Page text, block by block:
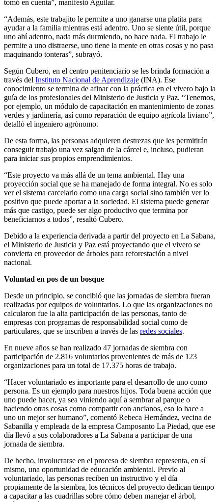
tomó en cuenta”, manifestó Aguilar.
“Además, este trabajito le permite a uno ganarse una platita para
ayudar a la familia mientras está adentro. Uno se siente útil, porque
uno ahí adentro, nada más durmiendo, no hace nada. El trabajo le
permite a uno distraerse, uno tiene la mente en otras cosas y no pasa
maquinando tonteras”, subrayó.
Según Cubero, en el centro penitenciario se les brinda formación a
través del Instituto Nacional de Aprendizaje (INA). Ese
conocimiento se termina de afinar con la práctica en el vivero bajo la
guía de los profesionales del Ministerio de Justicia y Paz. “Tenemos,
por ejemplo, un módulo de capacitación en mantenimiento de zonas
verdes y jardinería, así como reparación de equipo agrícola liviano”,
detalló el ingeniero agrónomo.
De esta forma, las personas adquieren destrezas que les permitirán
conseguir trabajo una vez salgan de la cárcel e, incluso, pudieran
para iniciar sus propios emprendimientos.
“Este proyecto va más allá de un tema ambiental. Hay una
proyección social que se ha manejado de forma integral. No es solo
ver el sistema carcelario como una carga social sino también ver lo
positivo que puede aportar a la sociedad. El sistema puede generar
más que castigo, puede ser algo productivo que termina por
beneficiarnos a todos”, resaltó Cubero.
Debido a la experiencia derivada a partir del proyecto en La Sabana,
el Ministerio de Justicia y Paz está proyectando que el vivero se
convierta en proveedor de árboles para reforestación a nivel
nacional.
Voluntad en pos de un bosque
Desde un principio, se concibió que las jornadas de siembra fueran
realizadas por equipos de voluntarios. Lo que las organizaciones no
calcularon fue la alta participación de las personas, tanto de
empresas con programas de responsabilidad social como de
particulares, que se inscriben a través de las redes sociales.
En nueve años se han realizado 47 jornadas de siembra con
participación de 2.816 voluntarios provenientes de más de 123
organizaciones para un total de 17.375 horas de trabajo.
“Hacer voluntariado es importante para el desarrollo de uno como
persona. Es un ejemplo para nuestros hijos. Toda buena acción que
uno puede hacer, ya sea viniendo aquí a sembrar al parque o
haciendo otras cosas como compartir con ancianos, eso lo hace a
uno un mejor ser humano”, comentó Rebeca Hernández, vecina de
Sabanilla y empleada de la empresa Camposanto La Piedad, que ese
día llevó a sus colaboradores a La Sabana a participar de una
jornada de siembra.
De hecho, involucrarse en el proceso de siembra representa, en sí
mismo, una oportunidad de educación ambiental. Previo al
voluntariado, las personas reciben un instructivo y el día
propiamente de la siembra, los técnicos del proyecto dedican tiempo
a capacitar a las cuadrillas sobre cómo deben manejar el árbol,